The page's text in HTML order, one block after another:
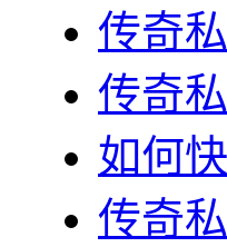
传奇
传奇
如何
传奇